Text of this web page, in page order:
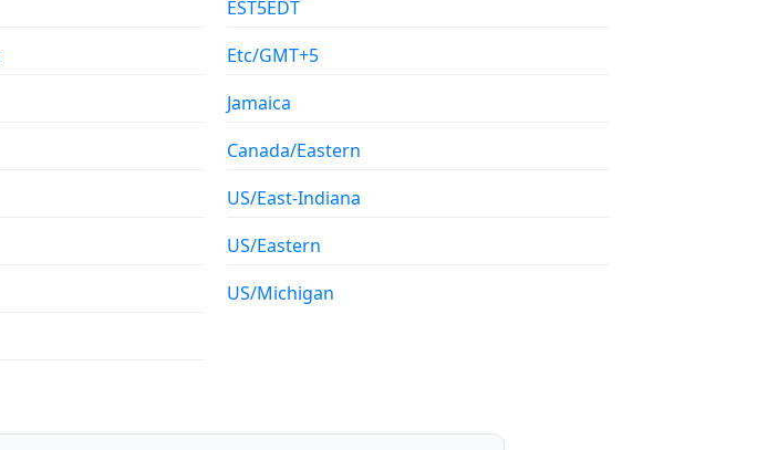
EST5EDT
Etc/GMT+5
Jamaica
Canada/Eastern
US/East-Indiana
US/Eastern
US/Michigan